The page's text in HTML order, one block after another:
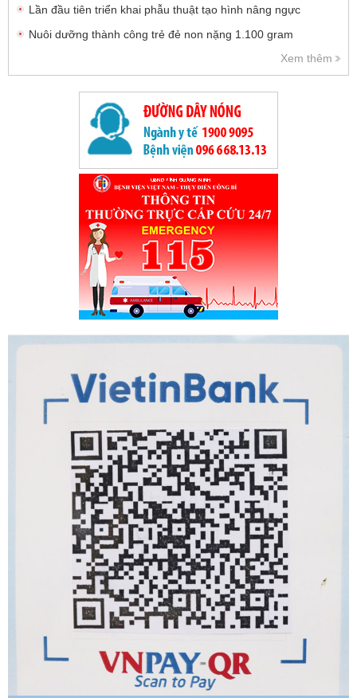
Lần đầu tiên triển khai phẫu thuật tạo hình nâng ngực
Nuôi dưỡng thành công trẻ đẻ non nặng 1.100 gram
Xem thêm